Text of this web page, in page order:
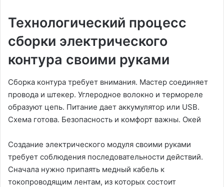
Технологический процесс
сборки электрического
контура своими руками
Сборка контура требует внимания. Мастер соединяет
провода и штекер. Углеродное волокно и термореле
образуют цепь. Питание дает аккумулятор или USB.
Схема готова. Безопасность и комфорт важны. Окей
Создание электрического модуля своими руками
требует соблюдения последовательности действий.
Сначала нужно припаять медный кабель к
токопроводящим лентам, из которых состоит